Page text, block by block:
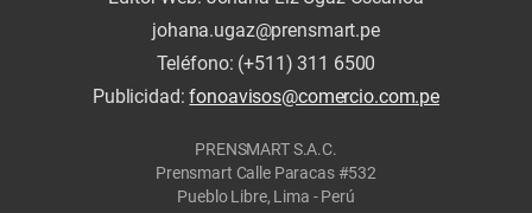
johana.ugaz@prensmart.pe
Teléfono: (+511) 311 6500
Publicidad:fonoavisos@comercio.com.pe
PRENSMART S.A.C.
Prensmart Calle Paracas #532
Pueblo Libre, Lima - Perú